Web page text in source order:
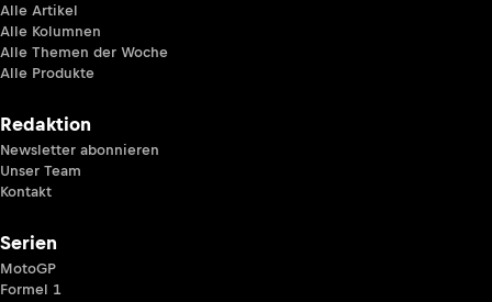
Alle Artikel
Alle Kolumnen
Alle Themen der Woche
Alle Produkte
Redaktion
Newsletter abonnieren
Unser Team
Kontakt
Serien
MotoGP
Formel 1